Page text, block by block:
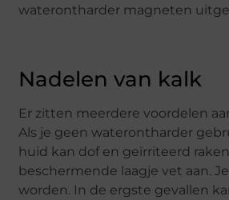
waterontharder magneten
Nadelen van kalk
Er zitten meerdere voordelen
Als je geen waterontharder
huid kan dof en geïrriteerd
beschermende laagje vet aan.
worden. In de ergste gevallen